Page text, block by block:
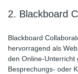
2. Blackboard
Blackboard
hervorragend als
den Online-Unterricht
Besprechungs- oder